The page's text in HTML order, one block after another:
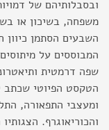
ובסבלותיהם של
משפחה, בשיכון או
השבעים הסתמן כיוון
המבוססים על
שפה דרמטית
הטקסט הפיוטי שכתב
ומעצבי התפאורה,
והכוריאוגרף.